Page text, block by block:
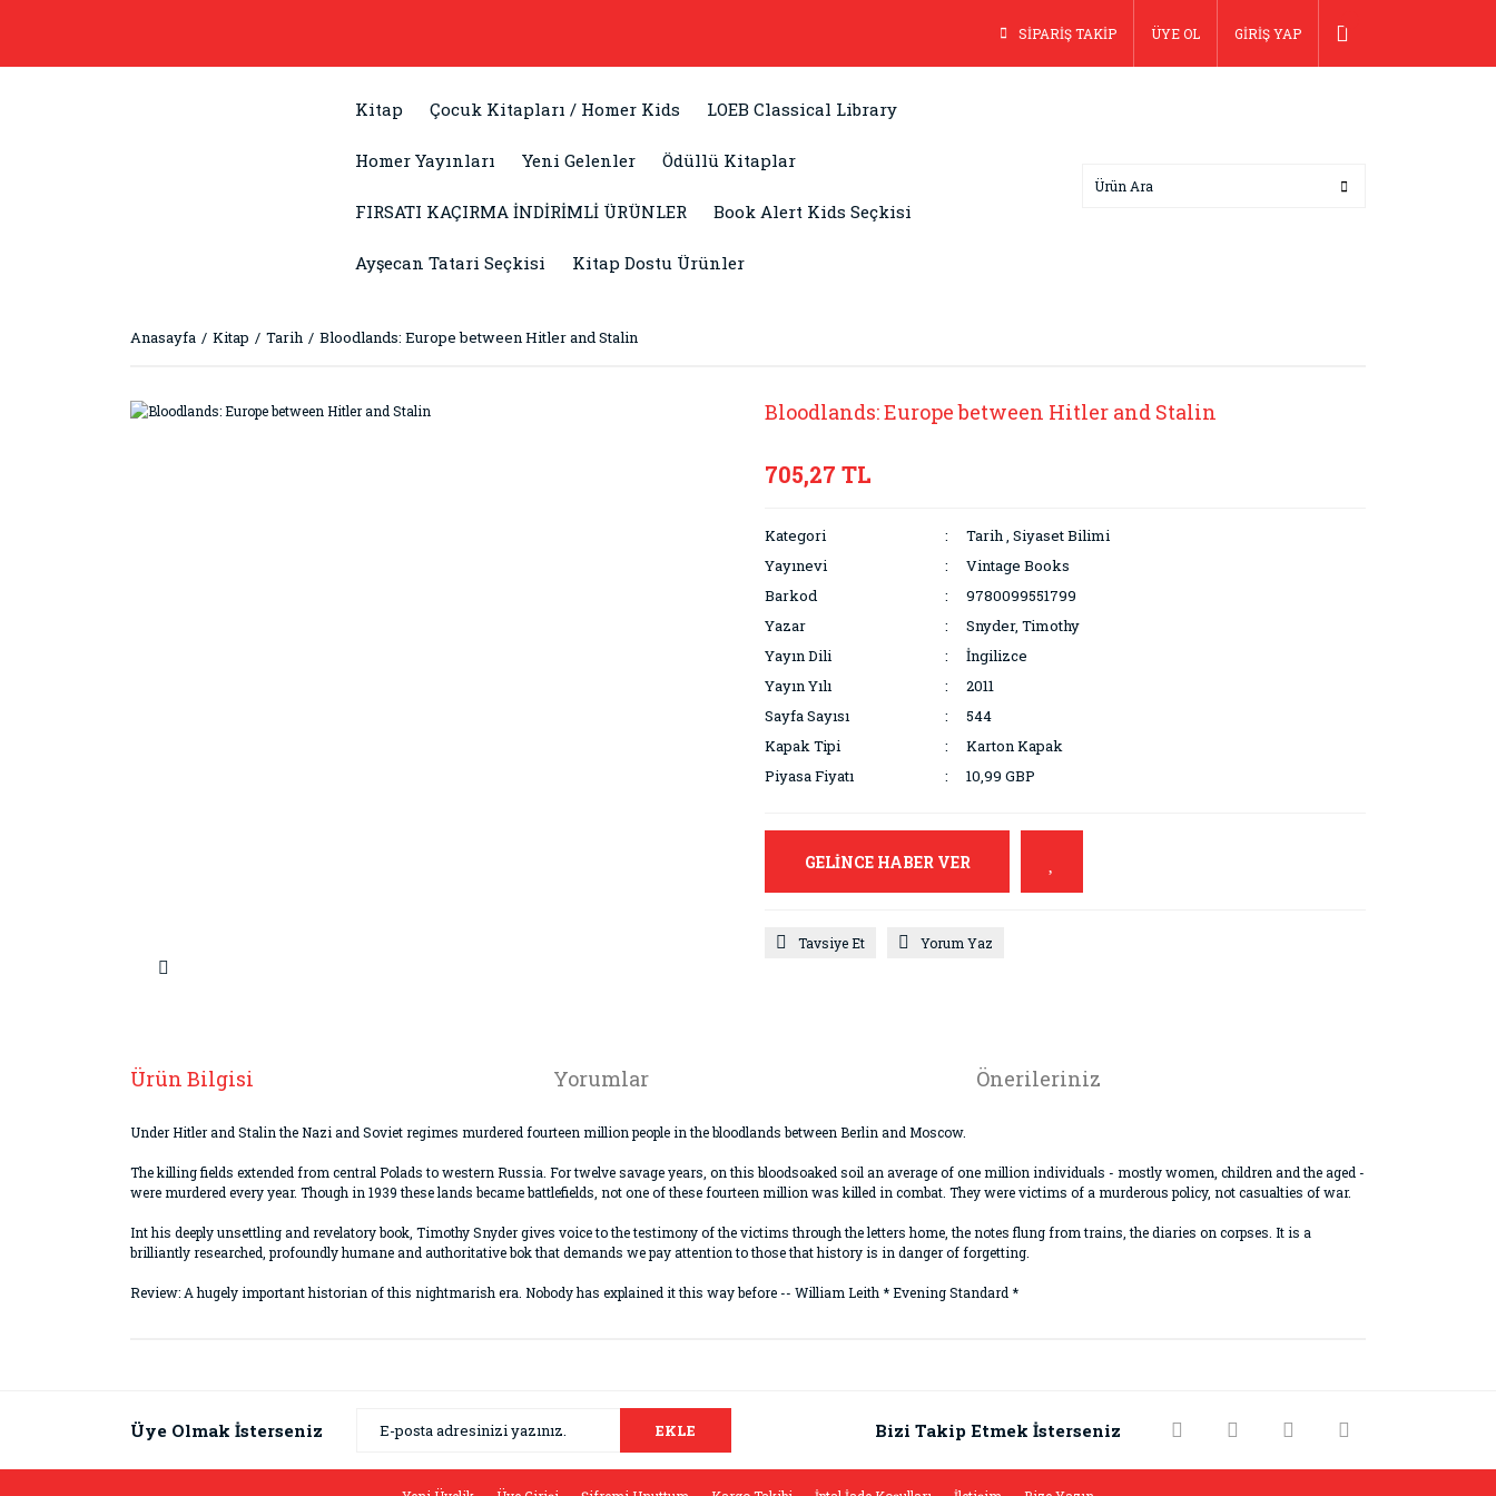
SİPARİŞ TAKİP ÜYE OL GİRİŞ YAP
Kitap Çocuk Kitapları / Homer Kids LOEB Classical Library
Homer Yayınları Yeni Gelenler Ödüllü Kitaplar
FIRSATI KAÇIRMA İNDİRİMLİ ÜRÜNLER Book Alert Kids Seçkisi
Ayşecan Tatari Seçkisi Kitap Dostu Ürünler
Anasayfa Kitap Tarih Bloodlands: Europe between Hitler and Stalin
Bloodlands: Europe between Hitler and Stalin
705,27 TL
Kategori Tarih, Siyaset Bilimi
Yayınevi
Vintage Books
Barkod
9780099551799
Yazar
Snyder, Timothy
Yayın Dili
İngilizce
Yayın Yılı
2011
Sayfa Sayısı
544
Kapak Tipi
Karton Kapak
Piyasa Fiyatı
10,99 GBP
GELİNCE HABER VER
Tavsiye Et Yorum Yaz
Ürün Bilgisi Yorumlar Önerileriniz
Under Hitler and Stalin the Nazi and Soviet regimes murdered fourteen million people in the bloodlands between Berlin and Moscow.
The killing fields extended from central Polads to western Russia. For twelve savage years, on this bloodsoaked soil an average of one million individuals - mostly women, children and the aged -
were murdered every year. Though in 1939 these lands became battlefields, not one of these fourteen million was killed in combat. They were victims of a murderous policy, not casualties of war.
Int his deeply unsettling and revelatory book, Timothy Snyder gives voice to the testimony of the victims through the letters home, the notes flung from trains, the diaries on corpses. It is a
brilliantly researched, profoundly humane and authoritative bok that demands we pay attention to those that history is in danger of forgetting.
Review: A hugely important historian of this nightmarish era. Nobody has explained it this way before -- William Leith * Evening Standard *
Yorum Yaz
Ürün resmi kalitesiz, bozuk veya görüntülenemiyor.
Üye Olmak İsterseniz EKLE Bizi Takip Etmek İsterseniz